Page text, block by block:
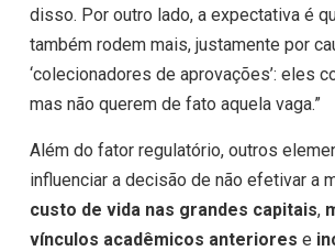
disso. Por outro lado, a expectativa é
também rodem mais, justamente por
‘colecionadores de aprovações’: eles
mas não querem de fato aquela vaga.”
Além do fator regulatório, outros
influenciar a decisão de não efetivar a
custo de vida nas grandes capitais,
vínculos acadêmicos anteriores e